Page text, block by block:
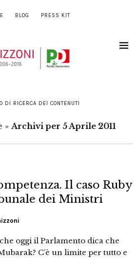
BLOG PRESS KIT
DI RICERCA DEI CONTENUTI
» Archivi per 5 Aprile 2011
Il caso Ruby
dei Ministri
oggi il Parlamento dica che
C’è un limite per tutto e